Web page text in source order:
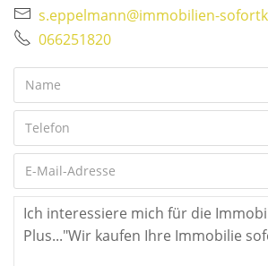
s.eppelmann@immobilien-
066251820